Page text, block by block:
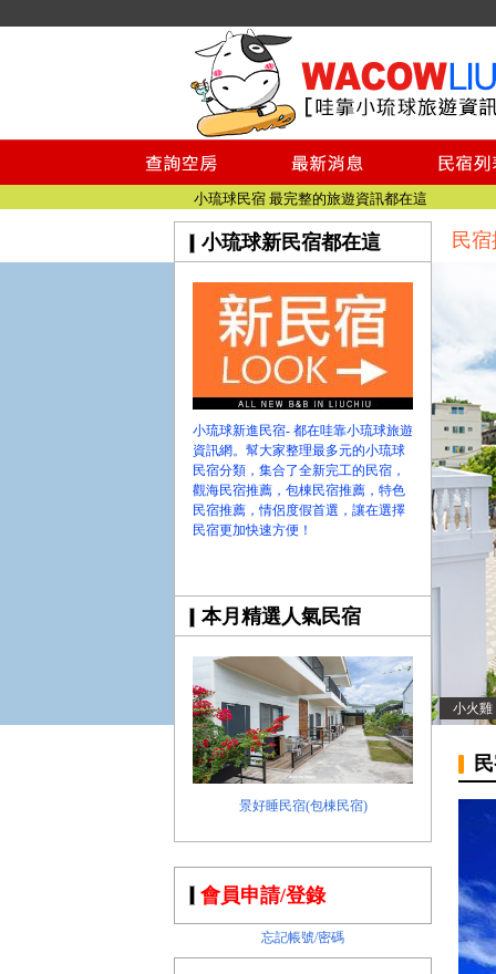
小琉球民宿空房
小琉球民宿
小琉球民宿推薦
【小琉球民宿特約】東港停車場!!看這邊
小琉球民宿 最完整的旅遊資訊都在這
【哇靠小琉球】新版官網熱情開站
【哇靠小琉球粉絲團】即時動態!!
小琉球民宿空房
小琉球民宿
小琉球民宿推薦
【小琉球民宿特約】東港停車場!!看這邊
小琉球民宿 最完整的旅遊資訊都在這
【哇靠小琉球】新版官網熱情開站
【哇靠小琉球粉絲團】即時動態!!
小琉球新民宿都在這
小琉球新進民宿- 都在哇靠小琉球旅遊
資訊網。幫大家整理最多元的小琉球
民宿分類，集合了全新完工的民宿，
觀海民宿推薦，包棟民宿推薦，特色
民宿推薦，情侶度假首選，讓在選擇
民宿更加快速方便！
本月精選人氣民宿
景好睡民宿(包棟民宿)
小火雞
民
會員申請/登錄
忘記帳號/密碼